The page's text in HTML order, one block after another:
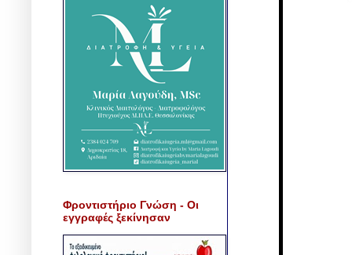
Φροντιστήριο Γνώση - Οι
εγγραφές ξεκίνησαν